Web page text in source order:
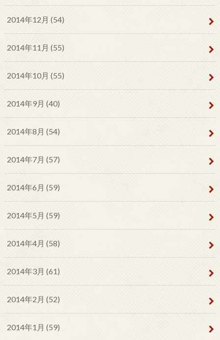
2014年12月 (54)
2014年11月 (55)
2014年10月 (55)
2014年9月 (40)
2014年8月 (54)
2014年7月 (57)
2014年6月 (59)
2014年5月 (59)
2014年4月 (58)
2014年3月 (61)
2014年2月 (52)
2014年1月 (59)